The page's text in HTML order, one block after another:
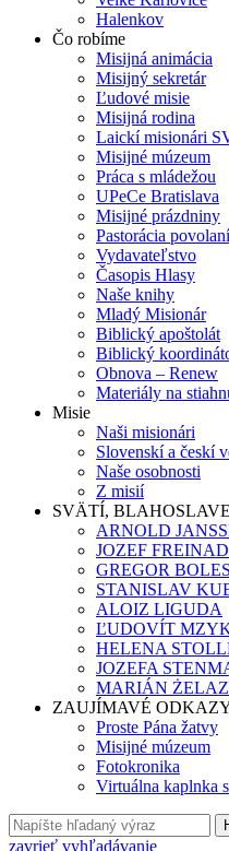
Halenkov
Čo robíme
Misijná animácia
Misijný sekretár
Ľudové misie
Misijná rodina
Laickí misionári
Misijné múzeum
Práca s mládežou
UPeCe Bratislava
Misijné prázdniny
Pastorácia povolaní
Vydavateľstvo
Časopis Hlasy
Naše knihy
Mladý Misionár
Biblický apoštolát
Biblický
Obnova – Renew
Materiály na
Misie
Naši misionári
Slovenskí a českí
Naše osobnosti
Z misií
SVÄTÍ,
ARNOLD
JOZEF
GREGOR
STANISLAV
ALOIZ LIGUDA
ĽUDOVÍT
HELENA
JOZEFA
MARIÁN
ZAUJÍMAVÉ
Proste Pána žatvy
Misijné múzeum
Fotokronika
Virtuálna kaplnka
zavrieť vyhľadávanie